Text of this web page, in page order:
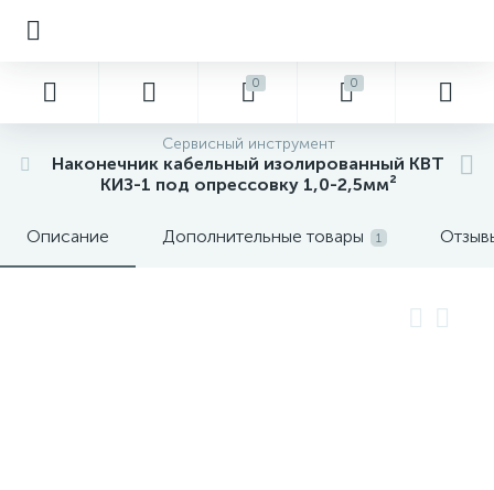
0 0
Сервисный инструмент
Наконечник кабельный изолированный КВТ
КИЗ-1 под опрессовку 1,0-2,5мм²
Описание Дополнительные товары 1